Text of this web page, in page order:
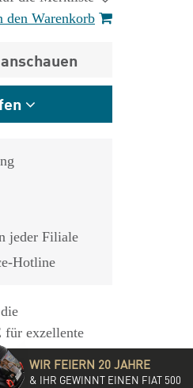
den Warenkorb
jeder Filiale
Hotline
exzellente
mit
Besucht eine
WIR FEIERN 20 JAHRE
& IHR GEWINNT EINEN FIAT 500